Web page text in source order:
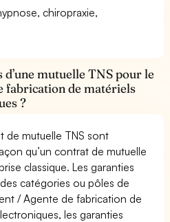
chiropraxie,
mutuelle TNS pour le
fabrication de matériels
?
de mutuelle TNS sont
qu’un contrat de mutuelle
classique. Les garanties
catégories ou pôles de
/ Agente de fabrication de
les garanties